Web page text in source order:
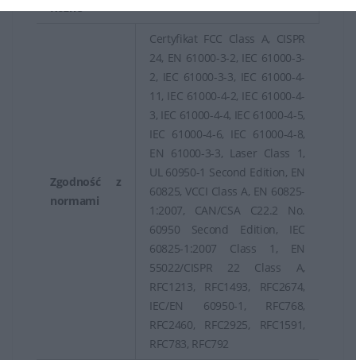
Zgodność z
normami
Certyfikat FCC Class A, CISPR
24, EN 61000-3-2, IEC 61000-3-
2, IEC 61000-3-3, IEC 61000-4-
11, IEC 61000-4-2, IEC 61000-4-
3, IEC 61000-4-4, IEC 61000-4-5,
IEC 61000-4-6, IEC 61000-4-8,
EN 61000-3-3, Laser Class 1,
UL 60950-1 Second Edition, EN
60825, VCCI Class A, EN 60825-
1:2007, CAN/CSA C22.2 No.
60950 Second Edition, IEC
60825-1:2007 Class 1, EN
55022/CISPR 22 Class A,
RFC1213, RFC1493, RFC2674,
IEC/EN 60950-1, RFC768,
RFC2460, RFC2925, RFC1591,
RFC783, RFC792